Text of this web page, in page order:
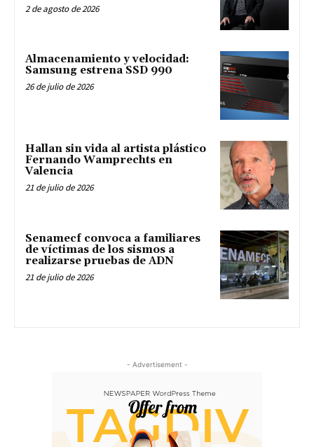
2 de agosto de 2026
Almacenamiento y velocidad:
Samsung estrena SSD 990
26 de julio de 2026
Hallan sin vida al artista plástico
Fernando Wamprechts en
Valencia
21 de julio de 2026
Senamecf convoca a familiares
de víctimas de los sismos a
realizarse pruebas de ADN
21 de julio de 2026
- Advertisement -